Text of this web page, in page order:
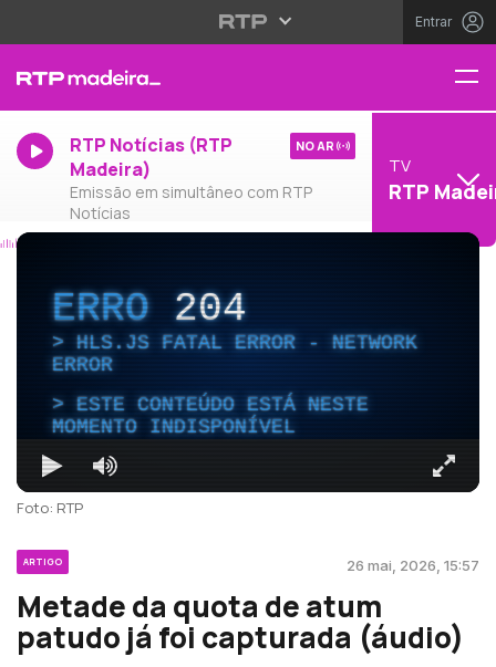
Entrar
RTP Notícias (RTP
Madeira)
Emissão em simultâneo com RTP
Notícias
NO AR
TV
RTP
ERRO204
HLS.JS FATAL ERROR - NETWORK
ERROR
ESTE CONTEÚDO ESTÁ NESTE
MOMENTO INDISPONÍVEL
Foto: RTP
ARTIGO 26 mai, 2026, 15:57
Metade da quota de atum
patudo já foi capturada (áudio)